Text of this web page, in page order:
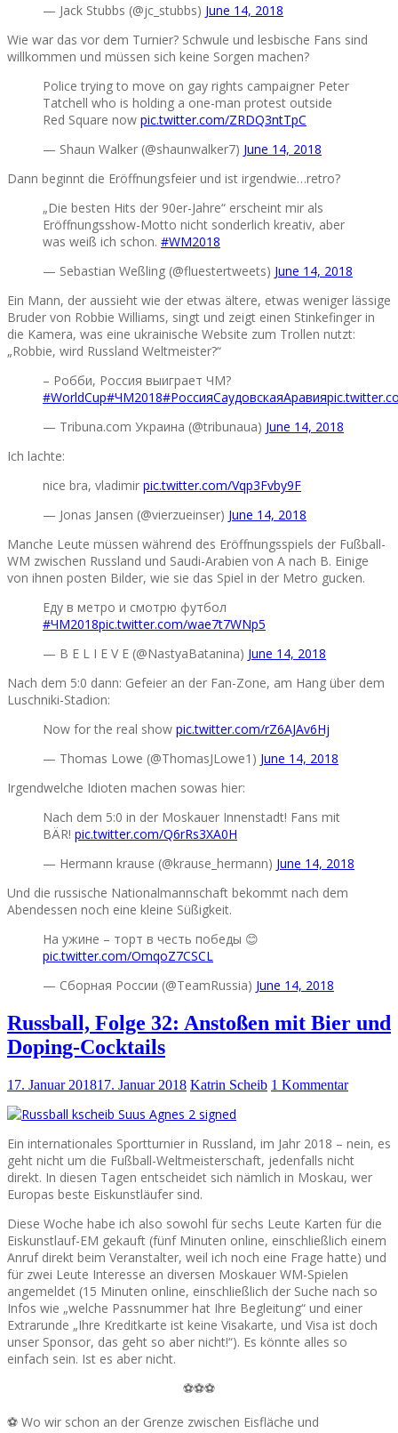
— Jack Stubbs (@jc_stubbs) June 14, 2018
Wie war das vor dem Turnier? Schwule und lesbische Fans sind
willkommen und müssen sich keine Sorgen machen?
Police trying to move on gay rights campaigner Peter
Tatchell who is holding a one-man protest outside
Red Square now pic.twitter.com/ZRDQ3ntTpC
— Shaun Walker (@shaunwalker7) June 14, 2018
Dann beginnt die Eröffnungsfeier und ist irgendwie…retro?
„Die besten Hits der 90er-Jahre“ erscheint mir als
Eröffnungsshow-Motto nicht sonderlich kreativ, aber
was weiß ich schon. #WM2018
— Sebastian Weßling (@fluestertweets) June 14, 2018
Ein Mann, der aussieht wie der etwas ältere, etwas weniger lässige
Bruder von Robbie Williams, singt und zeigt einen Stinkefinger in
die Kamera, was eine ukrainische Website zum Trollen nutzt:
„Robbie, wird Russland Weltmeister?“
– Робби, Россия выиграет ЧМ?
#WorldCup#ЧМ2018#РоссияСаудовскаяАравия
— Tribuna.com Украина (@tribunaua) June 14, 2018
Ich lachte:
nice bra, vladimir pic.twitter.com/Vqp3Fvby9F
— Jonas Jansen (@vierzueinser) June 14, 2018
Manche Leute müssen während des Eröffnungsspiels der Fußball-
WM zwischen Russland und Saudi-Arabien von A nach B. Einige
von ihnen posten Bilder, wie sie das Spiel in der Metro gucken.
Еду в метро и смотрю футбол
#ЧМ2018pic.twitter.com/wae7t7WNp5
— B E L I E V E (@NastyaBatanina) June 14, 2018
Nach dem 5:0 dann: Gefeier an der Fan-Zone, am Hang über dem
Luschniki-Stadion:
Now for the real show pic.twitter.com/rZ6AJAv6Hj
— Thomas Lowe (@ThomasJLowe1) June 14, 2018
Irgendwelche Idioten machen sowas hier:
Nach dem 5:0 in der Moskauer Innenstadt! Fans mit
BÄR! pic.twitter.com/Q6rRs3XA0H
— Hermann krause (@krause_hermann) June 14, 2018
Und die russische Nationalmannschaft bekommt nach dem
Abendessen noch eine kleine Süßigkeit.
На ужине – торт в честь победы 😊
pic.twitter.com/OmqoZ7CSCL
— Сборная России (@TeamRussia) June 14, 2018
Russball, Folge 32: Anstoßen mit Bier und
Doping-Cocktails
17. Januar 201817. Januar 2018 Katrin Scheib 1 Kommentar
Ein internationales Sportturnier in Russland, im Jahr 2018 – nein, es
geht nicht um die Fußball-Weltmeisterschaft, jedenfalls nicht
direkt. In diesen Tagen entscheidet sich nämlich in Moskau, wer
Europas beste Eiskunstläufer sind.
Diese Woche habe ich also sowohl für sechs Leute Karten für die
Eiskunstlauf-EM gekauft (fünf Minuten online, einschließlich einem
Anruf direkt beim Veranstalter, weil ich noch eine Frage hatte) und
für zwei Leute Interesse an diversen Moskauer WM-Spielen
angemeldet (15 Minuten online, einschließlich der Suche nach so
Infos wie „welche Passnummer hat Ihre Begleitung“ und einer
Extrarunde „Ihre Kreditkarte ist keine Visakarte, und Visa ist doch
unser Sponsor, das geht so aber nicht!“). Es könnte alles so
einfach sein. Ist es aber nicht.
⚽⚽⚽
⚽ Wo wir schon an der Grenze zwischen Eisfläche und